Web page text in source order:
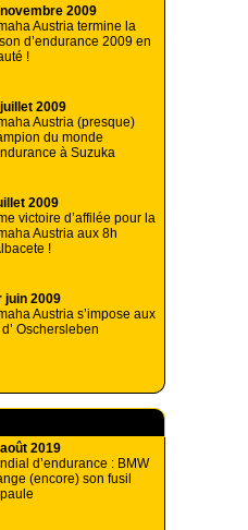
2009
Austria termine la
d’endurance 2009 en
!
2009
Austria (presque)
du monde
à Suzuka
2009
victoire d’affilée pour la
Austria aux 8h
!
juin 2009
Austria s’impose aux
Oschersleben
2019
d’endurance : BMW
(encore) son fusil